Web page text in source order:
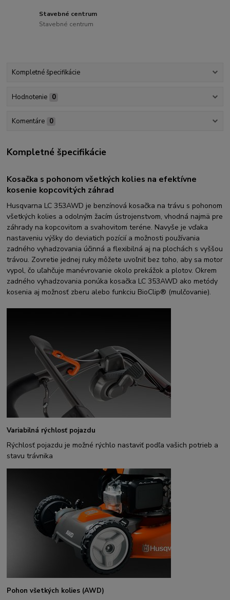
Stavebné centrum
Stavebné centrum
Kompletné špecifikácie
Hodnotenie 0
Komentáre 0
Kompletné špecifikácie
Kosačka s pohonom všetkých kolies na efektívne
kosenie kopcovitých záhrad
Husqvarna LC 353AWD je benzínová kosačka na trávu s pohonom
všetkých kolies a odolným žacím ústrojenstvom, vhodná najmä pre
záhrady na kopcovitom a svahovitom teréne. Navyše je vďaka
nastaveniu výšky do deviatich pozícií a možnosti používania
zadného vyhadzovania účinná a flexibilná aj na plochách s vyššou
trávou. Zovretie jednej ruky môžete uvoľniť bez toho, aby sa motor
vypol, čo uľahčuje manévrovanie okolo prekážok a plotov. Okrem
zadného vyhadzovania ponúka kosačka LC 353AWD ako metódy
kosenia aj možnosť zberu alebo funkciu BioClip® (mulčovanie).
Variabilná rýchlosť pojazdu
Rýchlosť pojazdu je možné rýchlo nastaviť podľa vašich potrieb a
stavu trávnika
Pohon všetkých kolies (AWD)